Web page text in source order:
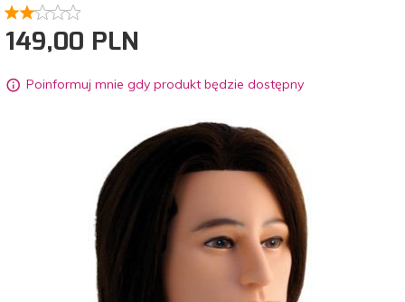
149,00 PLN
Poinformuj mnie gdy produkt będzie dostępny